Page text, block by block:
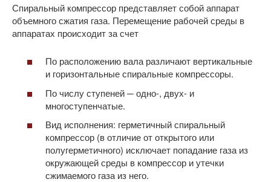
Спиральный компрессор представляет собой аппарат
объемного сжатия газа. Перемещение рабочей среды в
аппаратах происходит за счет
По расположению вала различают вертикальные
и горизонтальные спиральные компрессоры.
По числу ступеней ─ одно-, двух- и
многоступенчатые.
Вид исполнения: герметичный спиральный
компрессор (в отличие от открытого или
полугерметичного) исключает попадание газа из
окружающей среды в компрессор и утечки
сжимаемого газа из него.